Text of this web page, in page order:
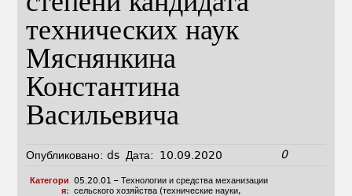
технических наук
Мяснянкина
Константина
Васильевича
Опубликовано: ds Дата: 10.09.2020 0
Категори
я:
05.20.01 – Технологии и средства механизации
сельского хозяйства (технические науки,